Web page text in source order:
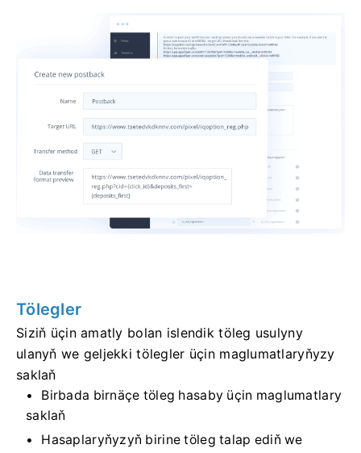
Tölegler
Siziň üçin amatly bolan islendik töleg usulyny
ulanyň we geljekki tölegler üçin maglumatlaryňyzy
saklaň
Birbada birnäçe töleg hasaby üçin maglumatlary
saklaň
Hasaplaryňyzyň birine töleg talap ediň we